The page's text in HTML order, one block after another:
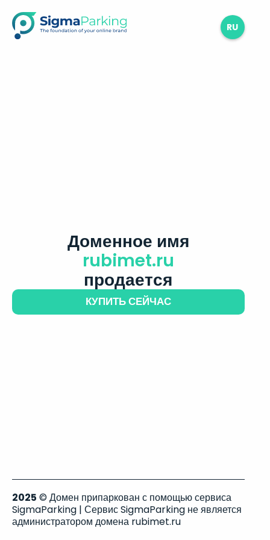
RU
Доменное имя
rubimet.ru
продается
КУПИТЬ СЕЙЧАС
2025 © Домен припаркован с помощью сервиса
SigmaParking | Сервис SigmaParking не является
администратором домена rubimet.ru